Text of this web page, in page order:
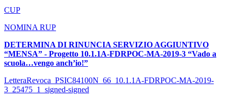
CUP
NOMINA RUP
DETERMINA DI RINUNCIA SERVIZIO AGGIUNTIVO
“MENSA” - Progetto 10.1.1A-FDRPOC-MA-2019-3 “Vado a
scuola…vengo anch’io!”
LetteraRevoca_PSIC84100N_66_10.1.1A-FDRPOC-MA-2019-
3_25475_1_signed-signed